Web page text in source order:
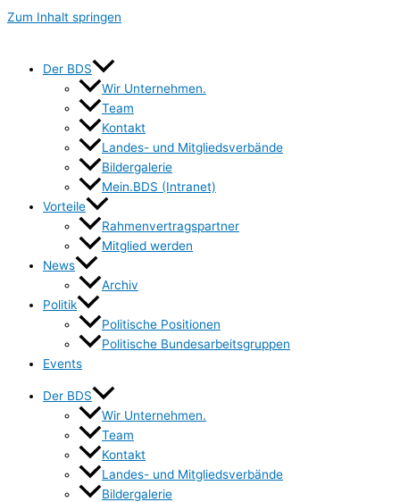
Zum Inhalt springen
Der BDS
Wir Unternehmen.
Team
Kontakt
Landes- und Mitgliedsverbände
Bildergalerie
Mein.BDS (Intranet)
Vorteile
Rahmenvertragspartner
Mitglied werden
News
Archiv
Politik
Politische Positionen
Politische Bundesarbeitsgruppen
Events
Der BDS
Wir Unternehmen.
Team
Kontakt
Landes- und Mitgliedsverbände
Bildergalerie